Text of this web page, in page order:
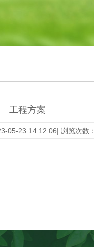
工程方案
05-23 14:12:06| 浏览次数：